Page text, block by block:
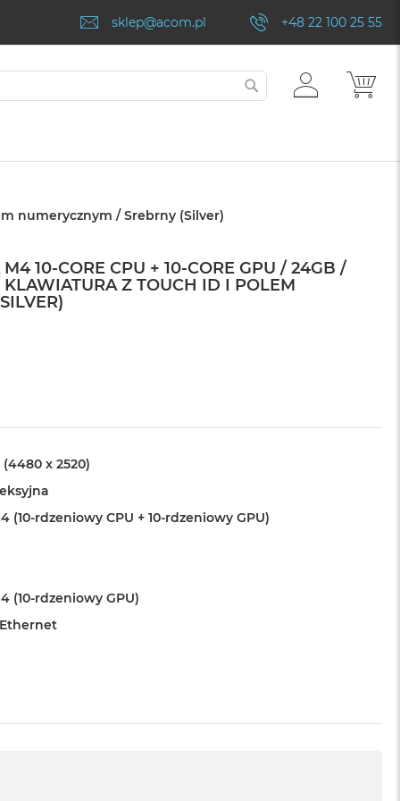
sklep@acom.pl +48 22 100 25 55
ZALOGUJ
SIĘ
SZUKAJ
numerycznym / Srebrny (Silver)
10-CORE CPU + 10-CORE GPU / 24GB /
Z TOUCH ID I POLEM
(4480 x 2520)
(10-rdzeniowy CPU + 10-rdzeniowy GPU)
(10-rdzeniowy GPU)